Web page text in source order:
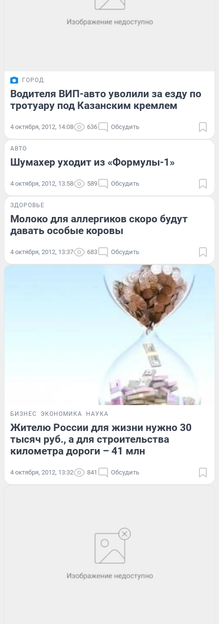
ГОРОД
Водителя ВИП-авто уволили за езду по
тротуару под Казанским кремлем
4 октября, 2012, 14:08 636 Обсудить
АВТО
Шумахер уходит из «Формулы-1»
4 октября, 2012, 13:58 589 Обсудить
ЗДОРОВЬЕ
Молоко для аллергиков скоро будут
давать особые коровы
4 октября, 2012, 13:37 683 Обсудить
БИЗНЕС ЭКОНОМИКА НАУКА
Жителю России для жизни нужно 30
тысяч руб., а для строительства
километра дороги – 41 млн
4 октября, 2012, 13:32 841 Обсудить